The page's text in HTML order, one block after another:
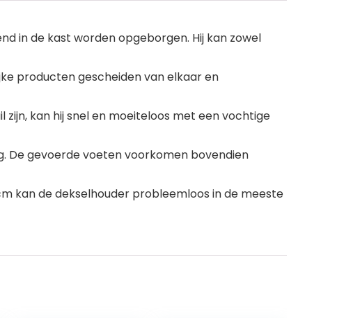
in de kast worden opgeborgen. Hij kan zowel
producten gescheiden van elkaar en
kan hij snel en moeiteloos met een vochtige
De gevoerde voeten voorkomen bovendien
kan de dekselhouder probleemloos in de meeste